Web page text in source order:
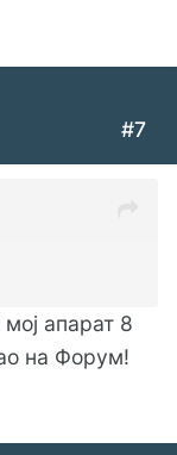
#7
апарат 8
на Форум!